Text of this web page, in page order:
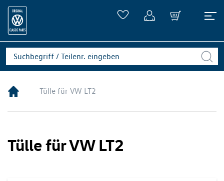
Tülle für VW LT2
Tülle für VW LT2